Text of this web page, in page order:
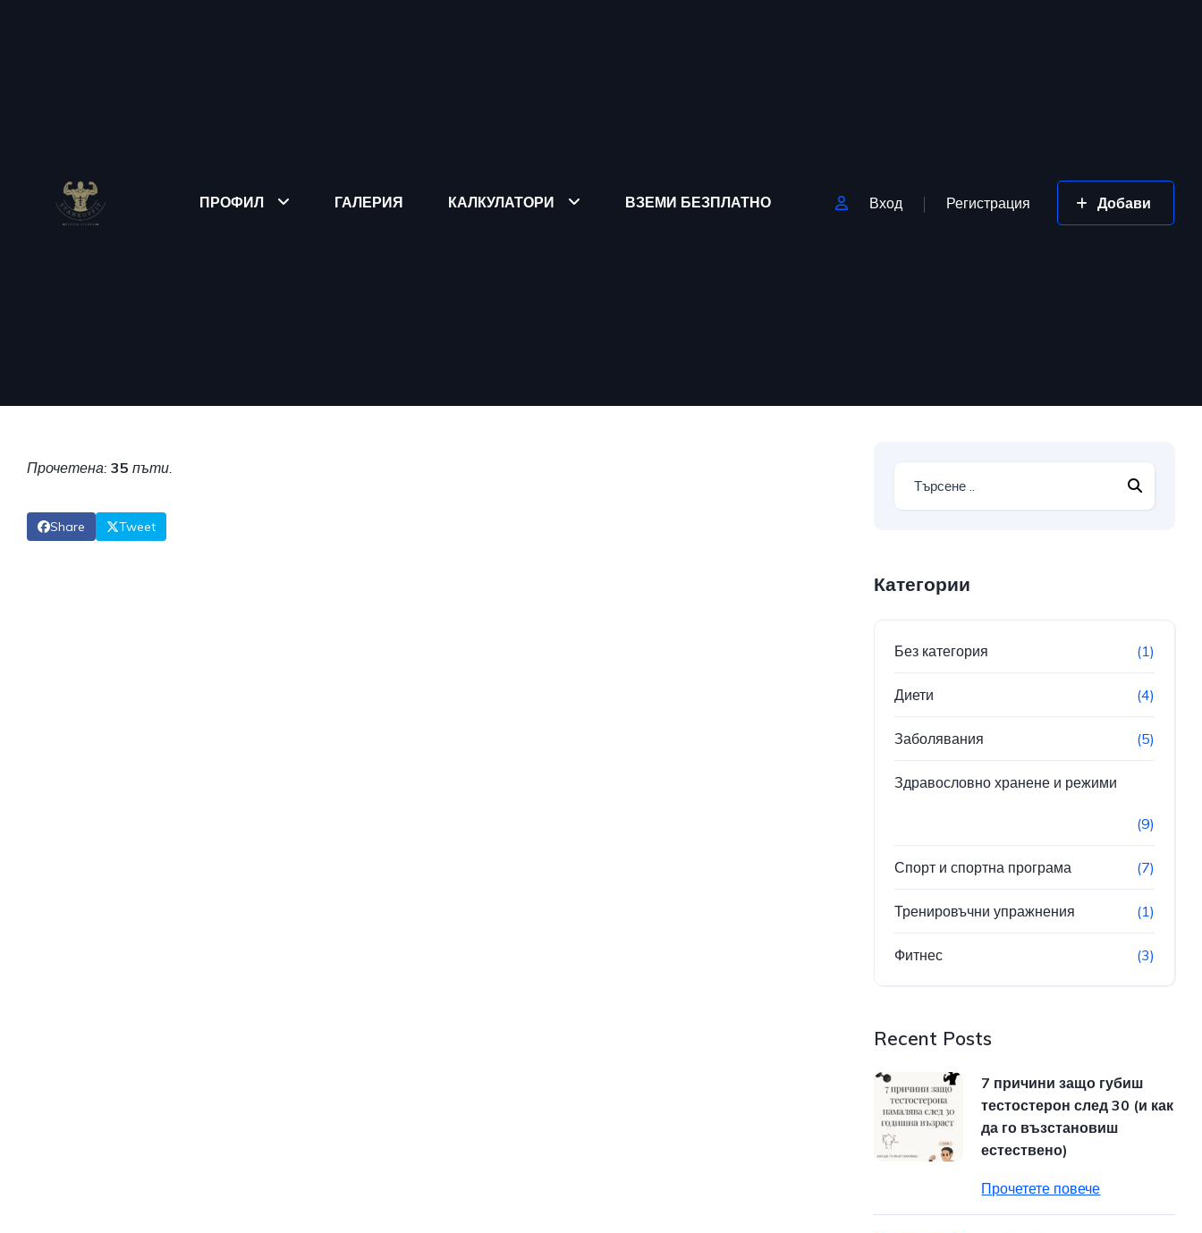
ПРОФИЛ ГАЛЕРИЯ КАЛКУЛАТОРИ ВЗЕМИ БЕЗПЛАТНО Вход Регистрация Добави
Прочетена: 35 пъти.
Share Tweet
Категории
Без категория (1)
Диети (4)
Заболявания (5)
Здравословно хранене и режими
(9)
Спорт и спортна програма (7)
Тренировъчни упражнения (1)
Фитнес (3)
Recent Posts
7 причини защо губиш
тестостерон след 30 (и как
да го възстановиш
естествено)
Прочетете повече